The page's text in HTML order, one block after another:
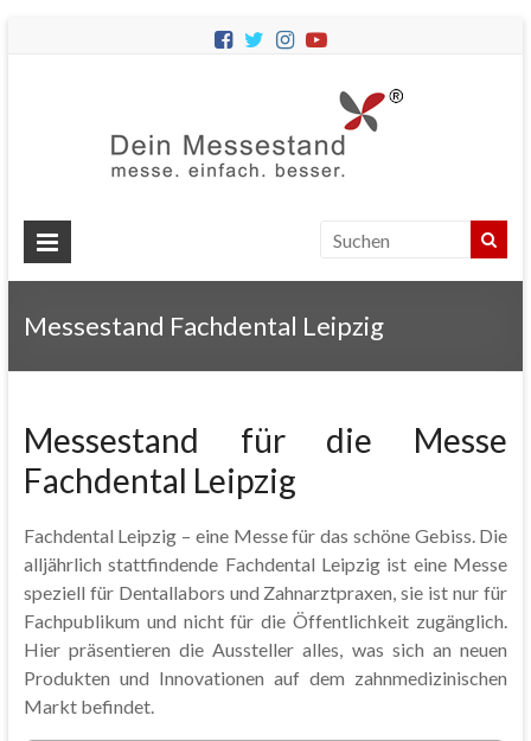
Messestände
für
Messestand Fachdental Leipzig
Messestand für die Messe
Fachdental Leipzig
Fachdental Leipzig – eine Messe für das schöne Gebiss. Die
alljährlich stattfindende Fachdental Leipzig ist eine Messe
speziell für Dentallabors und Zahnarztpraxen, sie ist nur für
Fachpublikum und nicht für die Öffentlichkeit zugänglich.
Hier präsentieren die Aussteller alles, was sich an neuen
Produkten und Innovationen auf dem zahnmedizinischen
Markt befindet.